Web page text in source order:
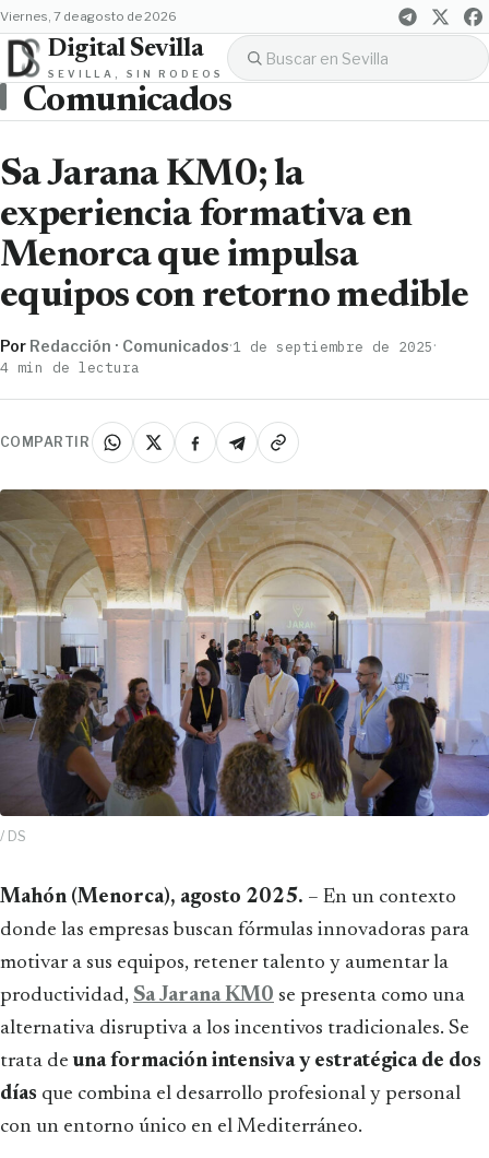
viernes, 7 de agosto de 2026
Digital Sevilla
SEVILLA, SIN RODEOS
Comunicados
Sa Jarana KM0; la
experiencia formativa en
Menorca que impulsa
equipos con retorno medible
Por Redacción · Comunicados·1 de septiembre de 2025·
4 min de lectura
COMPARTIR
/ DS
Mahón (Menorca), agosto 2025. – En un contexto
donde las empresas buscan fórmulas innovadoras para
motivar a sus equipos, retener talento y aumentar la
productividad, Sa Jarana KM0 se presenta como una
alternativa disruptiva a los incentivos tradicionales. Se
trata deuna formación intensiva y estratégica de dos
días que combina el desarrollo profesional y personal
con un entorno único en el Mediterráneo.